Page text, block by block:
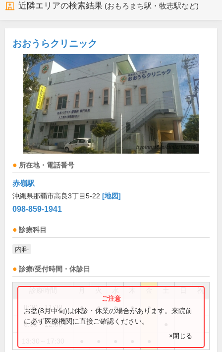
近隣エリアの検索結果 (おもろまち駅・牧志駅など)
おおうらクリニック
所在地・電話番号
赤嶺駅
沖縄県那覇市高良3丁目5-22 [地図]
098-859-1941
診療科目
内科
診療/受付時間・休診日
祝
8:30～11:30 ● ● ● ● ●
8:30～12:30
お盆(8月中旬)は休診・休業の場合があります。来院前
に必ず医療機関に直接ご確認ください。
×閉じる